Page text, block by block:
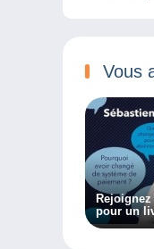
Vous
pour un